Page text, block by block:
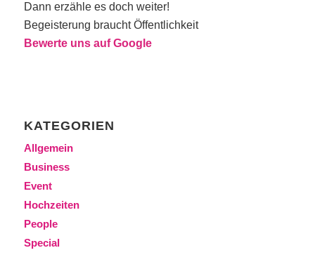
Dann erzähle es doch weiter!
Begeisterung braucht Öffentlichkeit
Bewerte uns auf Google
KATEGORIEN
Allgemein
Business
Event
Hochzeiten
People
Special